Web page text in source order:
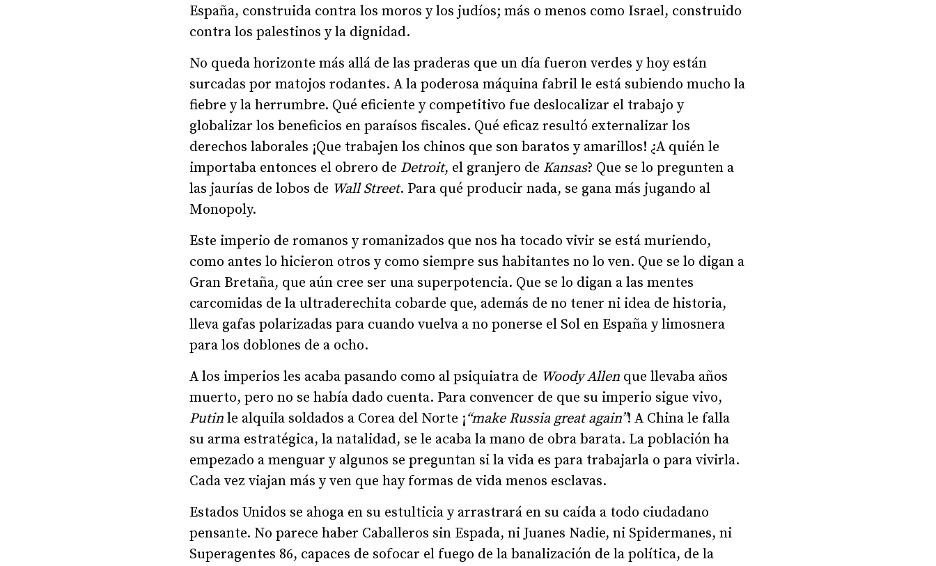
España, construida contra los moros y los judíos; más o menos como Israel, construido
contra los palestinos y la dignidad.
No queda horizonte más allá de las praderas que un día fueron verdes y hoy están
surcadas por matojos rodantes. A la poderosa máquina fabril le está subiendo mucho la
fiebre y la herrumbre. Qué eficiente y competitivo fue deslocalizar el trabajo y
globalizar los beneficios en paraísos fiscales. Qué eficaz resultó externalizar los
derechos laborales ¡Que trabajen los chinos que son baratos y amarillos! ¿A quién le
importaba entonces el obrero de Detroit, el granjero de Kansas? Que se lo pregunten a
las jaurías de lobos de Wall Street. Para qué producir nada, se gana más jugando al
Monopoly.
Este imperio de romanos y romanizados que nos ha tocado vivir se está muriendo,
como antes lo hicieron otros y como siempre sus habitantes no lo ven. Que se lo digan a
Gran Bretaña, que aún cree ser una superpotencia. Que se lo digan a las mentes
carcomidas de la ultraderechita cobarde que, además de no tener ni idea de historia,
lleva gafas polarizadas para cuando vuelva a no ponerse el Sol en España y limosnera
para los doblones de a ocho.
A los imperios les acaba pasando como al psiquiatra de Woody Allen que llevaba años
muerto, pero no se había dado cuenta. Para convencer de que su imperio sigue vivo,
Putin le alquila soldados a Corea del Norte ¡“make Russia great again”! A China le falla
su arma estratégica, la natalidad, se le acaba la mano de obra barata. La población ha
empezado a menguar y algunos se preguntan si la vida es para trabajarla o para vivirla.
Cada vez viajan más y ven que hay formas de vida menos esclavas.
Estados Unidos se ahoga en su estulticia y arrastrará en su caída a todo ciudadano
pensante. No parece haber Caballeros sin Espada, ni Juanes Nadie, ni Spidermanes, ni
Superagentes 86, capaces de sofocar el fuego de la banalización de la política, de la